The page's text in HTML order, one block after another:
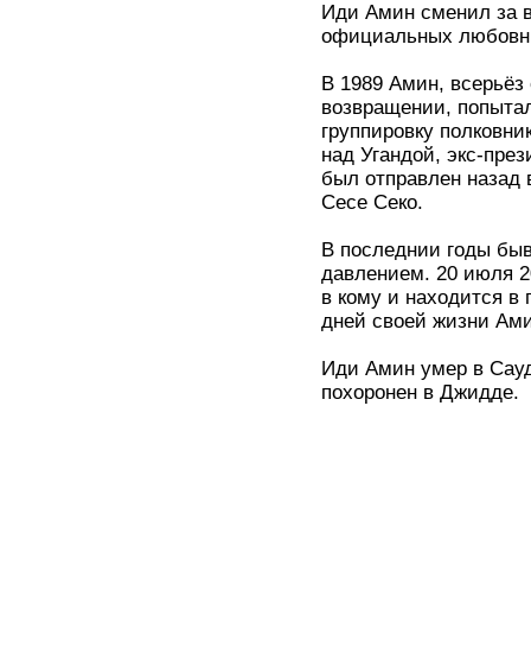
Иди Амин сменил за
официальных
В 1989 Амин,
возвращении,
группировку
над Угандой, экс-
был отправлен
Сесе Секо.
В последнии годы
давлением. 20 июля
в кому и находится
дней своей жизни
Иди Амин умер в
похоронен в Джидде.